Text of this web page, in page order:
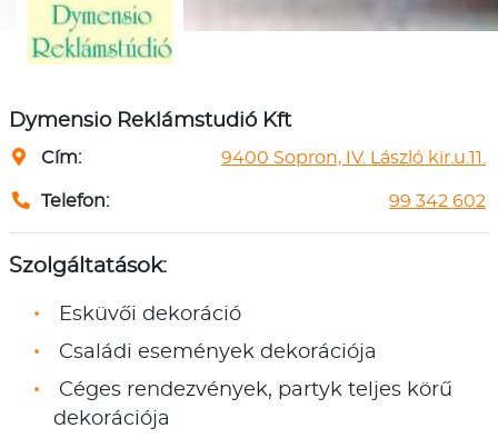
Dymensio Reklámstudió Kft
Cím: 9400 Sopron, IV. László kir.u.11.
Telefon: 99 342 602
Szolgáltatások:
Esküvői dekoráció
Családi események dekorációja
Céges rendezvények, partyk teljes körű
dekorációja